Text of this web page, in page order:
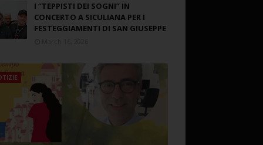
I “TEPPISTI DEI SOGNI” IN
CONCERTO A SICULIANA PER I
FESTEGGIAMENTI DI SAN GIUSEPPE